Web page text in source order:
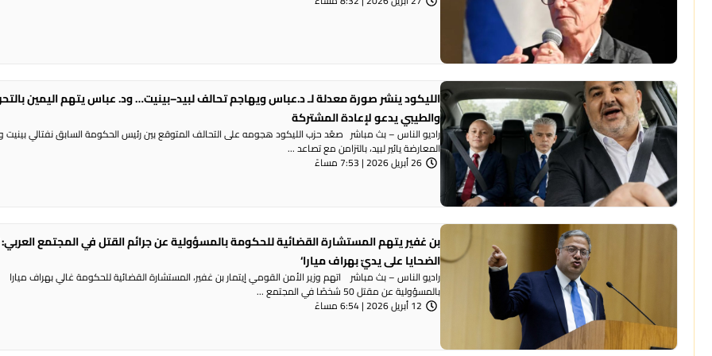
الليكود ينشر صورة معدلة لـ د.عباس ويهاجم تحالف لبيد–بينيت… ود. عباس يتهم اليمين
والطيبي يدعو لإعادة المشتركة
راديو الناس – بث مباشر صعّد حزب الليكود هجومه على التحالف المتوقع بين رئيس الحكومة السابق نفتالي بينيت
المعارضة يائير لبيد، بالتزامن مع تصاعد ...
26 أبريل 2026 | 7:53 مساءً
بن غفير يتهم المستشارة القضائية للحكومة بالمسؤولية عن جرائم القتل في المجتمع العربي:
الضحايا على يديّ بهراف ميارا‘
راديو الناس – بث مباشر اتهم وزير الأمن القومي إيتمار بن غفير، المستشارة القضائية للحكومة غالي بهراف ميارا
بالمسؤولية عن مقتل 50 شخصًا في المجتمع ...
12 أبريل 2026 | 6:54 مساءً